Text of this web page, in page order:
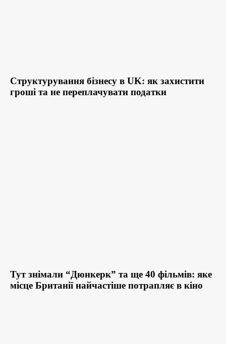
Структурування бізнесу в UK: як захистити
гроші та не переплачувати податки
Тут знімали “Дюнкерк” та ще 40 фільмів: яке
місце Британії найчастіше потрапляє в кіно